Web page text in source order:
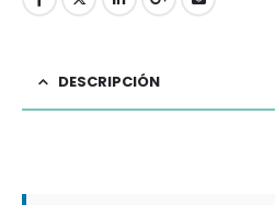
DESCRIPCIÓN